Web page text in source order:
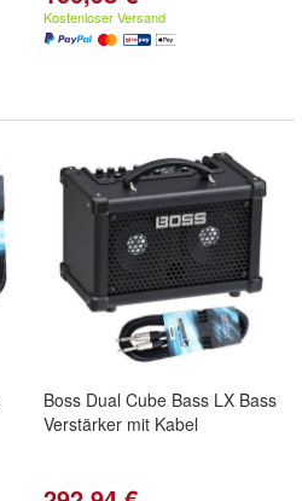
Kostenloser Versand
Boss Dual Cube Bass LX Bass
Verstärker mit Kabel